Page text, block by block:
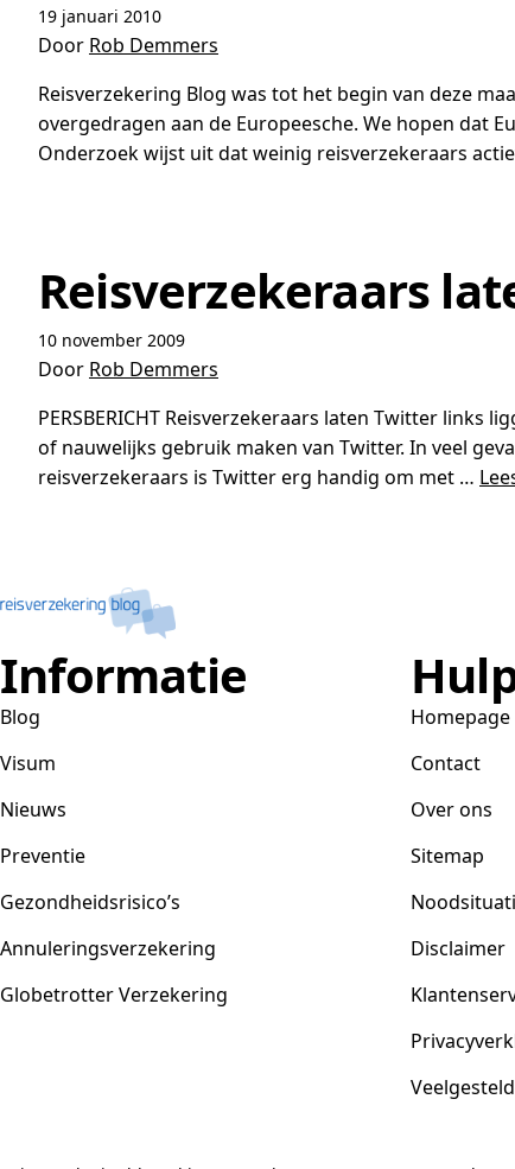
19 januari 2010
Door Rob Demmers
Reisverzekering Blog was tot het begin van deze
overgedragen aan de Europeesche. We hopen dat
Onderzoek wijst uit dat weinig reisverzekeraars
Reisverzekeraars
10 november 2009
Door Rob Demmers
PERSBERICHT Reisverzekeraars laten Twitter
of nauwelijks gebruik maken van Twitter. In veel
reisverzekeraars is Twitter erg handig om met …
Informatie
Blog
Visum
Nieuws
Preventie
Gezondheidsrisico’s
Annuleringsverzekering
Globetrotter Verzekering
Homepage
Contact
Over ons
Sitemap
Disclaimer